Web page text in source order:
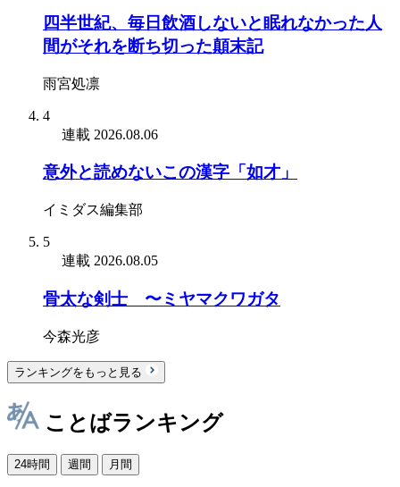
四半世紀、毎日飲酒しないと眠れなかった人
間がそれを断ち切った顛末記
雨宮処凛
4
連載 2026.08.06
意外と読めないこの漢字「如才」
イミダス編集部
5
連載 2026.08.05
骨太な剣士 〜ミヤマクワガタ
今森光彦
ランキングをもっと見る
ことばランキング
24時間 週間 月間